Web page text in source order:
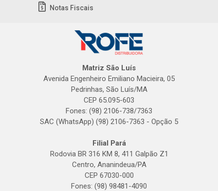
Notas Fiscais
Matriz São Luís
Avenida Engenheiro Emiliano Macieira, 05
Pedrinhas, São Luís/MA
CEP 65.095-603
Fones: (98) 2106-738/7363
SAC (WhatsApp) (98) 2106-7363 - Opção 5
Filial Pará
Rodovia BR 316 KM 8, 411 Galpão Z1
Centro, Ananindeua/PA
CEP 67030-000
Fones: (98) 98481-4090